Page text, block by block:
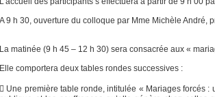
A 9 h 30, ouverture du colloque par Mme Michèle André,
La matinée (9 h 45 – 12 h 30) sera consacrée aux «
Elle comportera deux tables rondes successives :
 Une première table ronde, intitulée « Mariages forcés :